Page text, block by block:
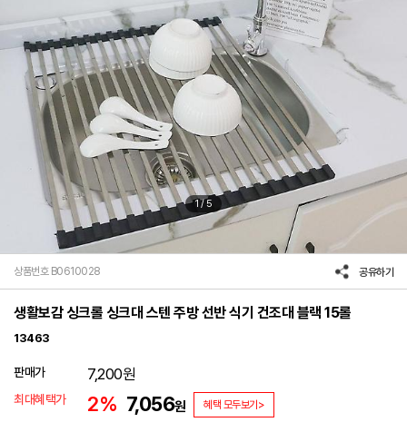
1/5
상품번호 B0610028 공유하기
생활보감 싱크롤 싱크대 스텐 주방 선반 식기 건조대 블랙 15롤
13463
판매가 7,200원
최대혜택가 2% 7,056원 혜택 모두보기>